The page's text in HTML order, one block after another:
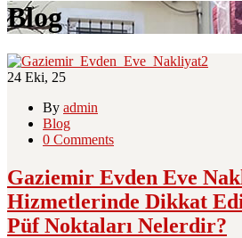
Blog
24 Eki, 25
By admin
Blog
0 Comments
Gaziemir Evden Eve
Hizmetlerinde Dikkat
Püf Noktaları Nelerdir?